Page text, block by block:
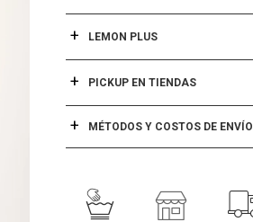
LEMON PLUS
PICKUP EN TIENDAS
MÉTODOS Y COSTOS DE ENVÍO